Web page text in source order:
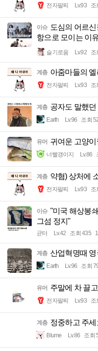
전자팔찌 Lv.93 조
이슈 도심의 어르
항으로 모이는 이
슬기로움 Lv.92 조
계층 아줌마들의
전자팔찌 Lv.93 조
계층 공자도 말했
Earth Lv.96 조회
유머 귀여운 고양이
너빨갱이지 Lv.86
계층 약혐) 상처에
전자팔찌 Lv.93 조
이슈 "미국 해상봉
그섬 정지"
균터 Lv.42 조회 435
계층 산업혁명때
Earth Lv.96 조회
유머 주말에 차 끌
전자팔찌 Lv.93 조
계층 정중하고 주
Blume Lv.86 조회